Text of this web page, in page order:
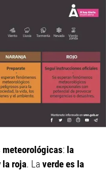
: la
la roja. La verde es la